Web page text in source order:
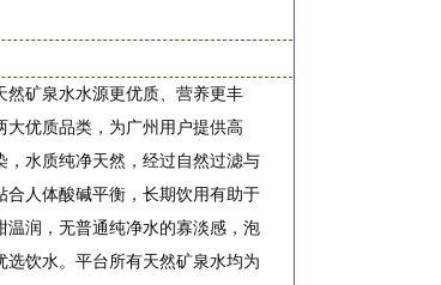
然矿泉水水源更优质、营养更丰
优质品类，为广州用户提供高
水质纯净天然，经过自然过滤与
人体酸碱平衡，长期饮用有助于
润，无普通纯净水的寡淡感，泡
饮水。平台所有天然矿泉水均为